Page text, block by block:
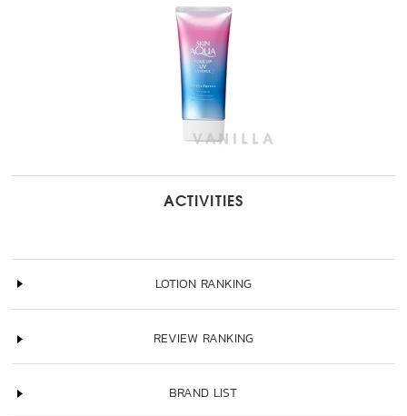
ACTIVITIES
LOTION RANKING
REVIEW RANKING
BRAND LIST